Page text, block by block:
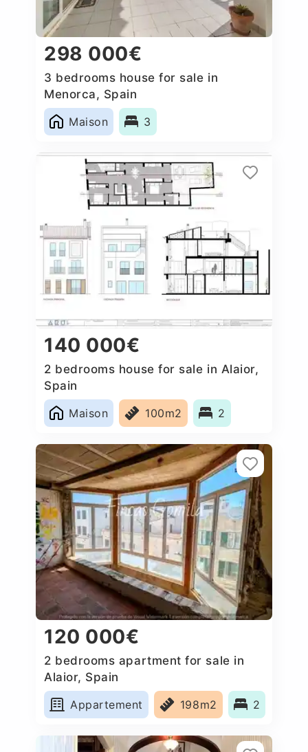
298 000€
3 bedrooms house for sale in
Menorca, Spain
Maison
3
140 000€
2 bedrooms house for sale in Alaior,
Spain
Maison
100m2 2
120 000€
2 bedrooms apartment for sale in
Alaior, Spain
Appartement
198m2 2